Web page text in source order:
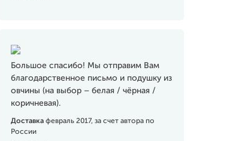
Большое спасибо! Мы отправим Вам
благодарственное письмо и подушку из
овчины (на выбор – белая / чёрная /
коричневая).
Доставка февраль 2017, за счет автора по
России